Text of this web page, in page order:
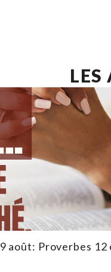
LES
août: Proverbes 12